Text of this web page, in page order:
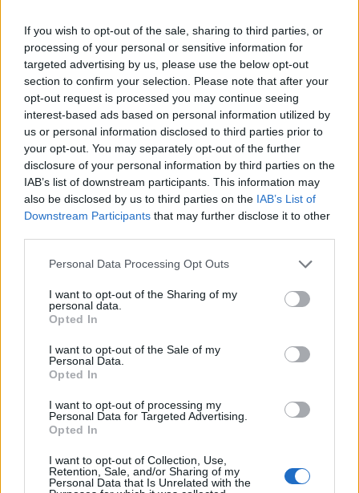
If you wish to opt-out of the sale, sharing to third parties, or
processing of your personal or sensitive information for
targeted advertising by us, please use the below opt-out
section to confirm your selection. Please note that after your
opt-out request is processed you may continue seeing
interest-based ads based on personal information utilized by
us or personal information disclosed to third parties prior to
your opt-out. You may separately opt-out of the further
disclosure of your personal information by third parties on the
IAB’s list of downstream participants. This information may
also be disclosed by us to third parties on the IAB’s List of
Downstream Participants that may further disclose it to other
Please note that this website/app uses one or more Google
not limited to your visit or usage behaviour. You may click to
grant or deny consent to Google and its third-party tags to
use your data for below specified purposes in below Google
consent section.
Personal Data Processing Opt Outs
I want to opt-out of the Sharing of my
personal data.
Opted In
I want to opt-out of the Sale of my
Personal Data.
Opted In
I want to opt-out of processing my
Personal Data for Targeted Advertising.
Opted In
I want to opt-out of Collection, Use,
Retention, Sale, and/or Sharing of my
Personal Data that Is Unrelated with the
στοιχηματικές - Ποιος επισκέφθηκε τα
πυρόπληκτα ζωάκια - Το μισογεμάτο ποτήρι
του ΣΥΡΙΖΑ
Ποια είναι η (κυβερνητική) λίστα με τα μεγάλα
οδικά έργα και τα εκτιμώμενα
χρονοδιαγράμματα
Δυτ. Αττική: Το χρονοδιάγραμμα
αποκατάστασης μετά τη φωτιά - Στόχος η
έναρξη των έργων πριν τις 15/9
Ευάγγελος Βενιζέλος